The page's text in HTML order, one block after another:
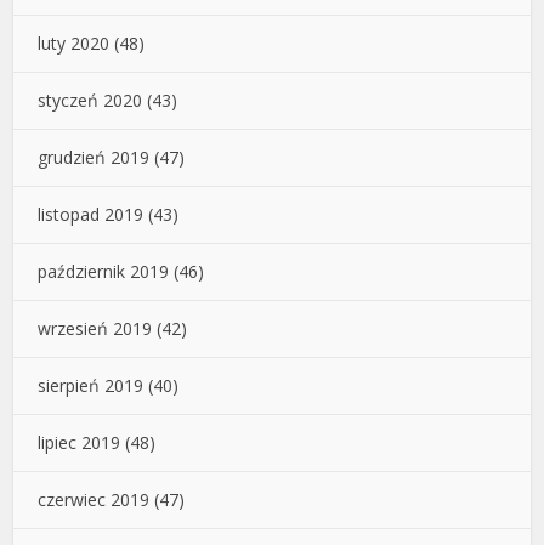
luty 2020 (48)
styczeń 2020 (43)
grudzień 2019 (47)
listopad 2019 (43)
październik 2019 (46)
wrzesień 2019 (42)
sierpień 2019 (40)
lipiec 2019 (48)
czerwiec 2019 (47)